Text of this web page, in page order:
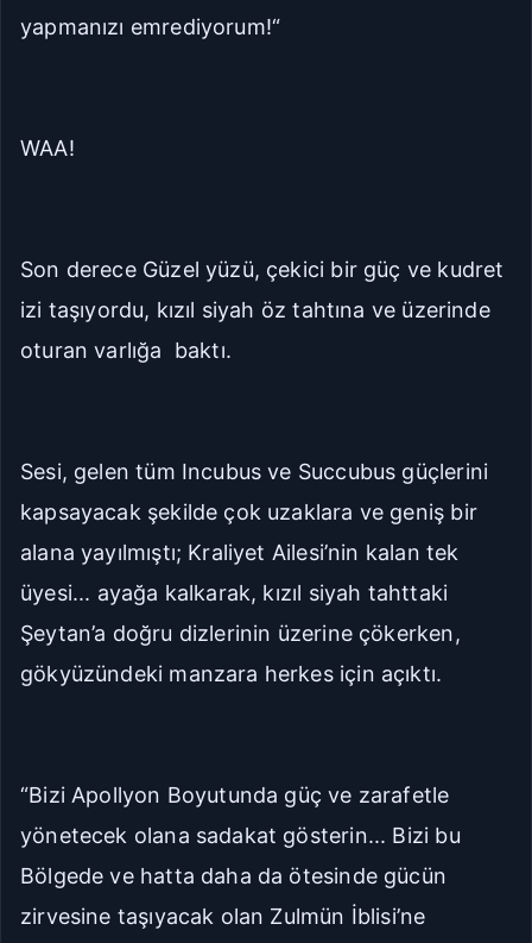
yapmanızı emrediyorum!“
WAA!
Son derece Güzel yüzü, çekici bir güç ve kudret
izi taşıyordu, kızıl siyah öz tahtına ve üzerinde
oturan varlığa baktı.
Sesi, gelen tüm Incubus ve Succubus güçlerini
kapsayacak şekilde çok uzaklara ve geniş bir
alana yayılmıştı; Kraliyet Ailesi’nin kalan tek
üyesi... ayağa kalkarak, kızıl siyah tahttaki
Şeytan’a doğru dizlerinin üzerine çökerken,
gökyüzündeki manzara herkes için açıktı.
“Bizi Apollyon Boyutunda güç ve zarafetle
yönetecek olana sadakat gösterin... Bizi bu
Bölgede ve hatta daha da ötesinde gücün
zirvesine taşıyacak olan Zulmün İblisi’ne